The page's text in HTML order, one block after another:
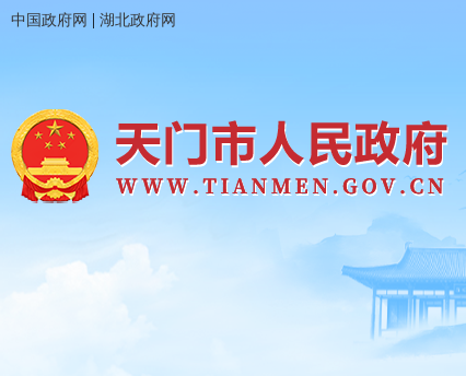
中国政府网 | 湖北政府网